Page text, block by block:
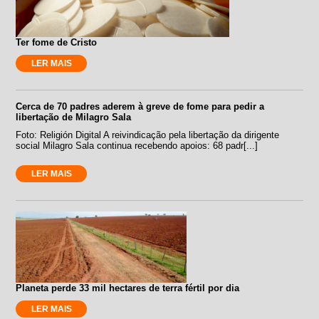
Ter fome de Cristo
LER MAIS
Cerca de 70 padres aderem à greve de fome para pedir a
libertação de Milagro Sala
Foto: Religión Digital A reivindicação pela libertação da dirigente
social Milagro Sala continua recebendo apoios: 68 padr[...]
LER MAIS
Planeta perde 33 mil hectares de terra fértil por dia
LER MAIS